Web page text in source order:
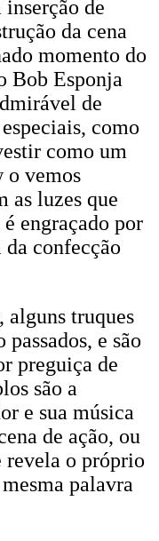
inserção de
da cena
momento do
Bob Esponja
de
como
como um
o vemos
as luzes que
engraçado por
confecção
alguns truques
e são
preguiça de
são a
e sua música
de ação, ou
revela o próprio
palavra